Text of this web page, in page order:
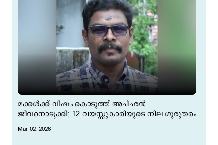
മക്കള്‍ക്ക് വിഷം കൊടുത്ത് അച്ഛന്‍
ജീവനൊടുക്കി; 12 വയസ്സുകാരിയുടെ നില ഗുരുതരം
Mar 02, 2026